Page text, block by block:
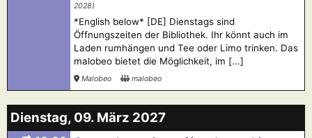
2028)
*English below* [DE] Dienstags sind
Öffnungszeiten der Bibliothek. Ihr könnt auch im
Laden rumhängen und Tee oder Limo trinken. Das
malobeo bietet die Möglichkeit, im [...]
Malobeo malobeo
Dienstag, 09. März 2027